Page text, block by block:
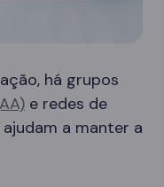
há grupos
e redes de
a manter a